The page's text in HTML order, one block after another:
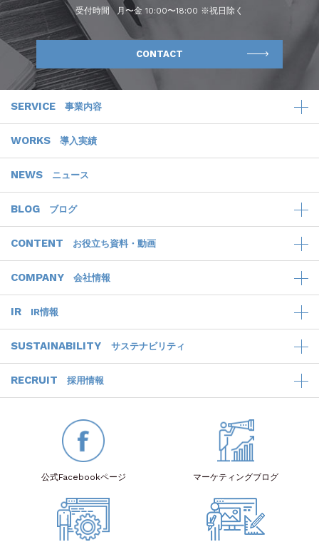
受付時間 月〜金 10:00〜18:00 ※祝日除く
CONTACT
SERVICE 事業内容
WORKS 導入実績
NEWS ニュース
BLOG ブログ
CONTENT お役立ち資料・動画
COMPANY 会社情報
IR IR情報
SUSTAINABILITY サステナビリティ
RECRUIT 採用情報
公式Facebookページ マーケティングブログ